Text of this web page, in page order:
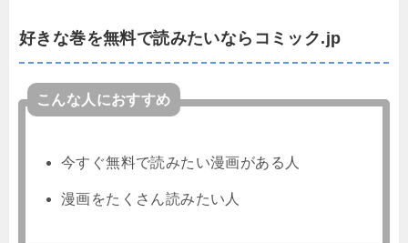
好きな巻を無料で読みたいならコミック.jp
こんな人におすすめ
今すぐ無料で読みたい漫画がある人
漫画をたくさん読みたい人